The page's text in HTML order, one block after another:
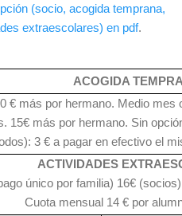
(socio, acogida temprana,
extraescolares) en pdf.
ACOGIDA
€ más por hermano. Medio mes
15€ más por hermano. Sin
3 € a pagar en efectivo el
ACTIVIDADES
único por familia) 16€
Cuota mensual 14 € por